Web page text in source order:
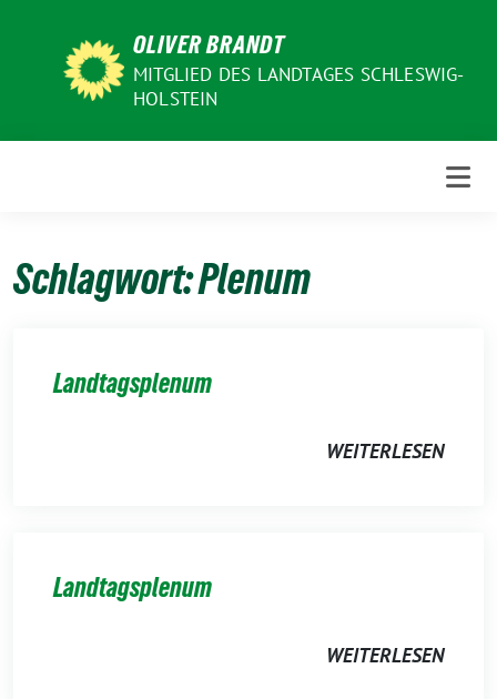
OLIVER BRANDT
MITGLIED DES LANDTAGES SCHLESWIG-
HOLSTEIN
Schlagwort:Plenum
Landtagsplenum
WEITERLESEN
Landtagsplenum
WEITERLESEN